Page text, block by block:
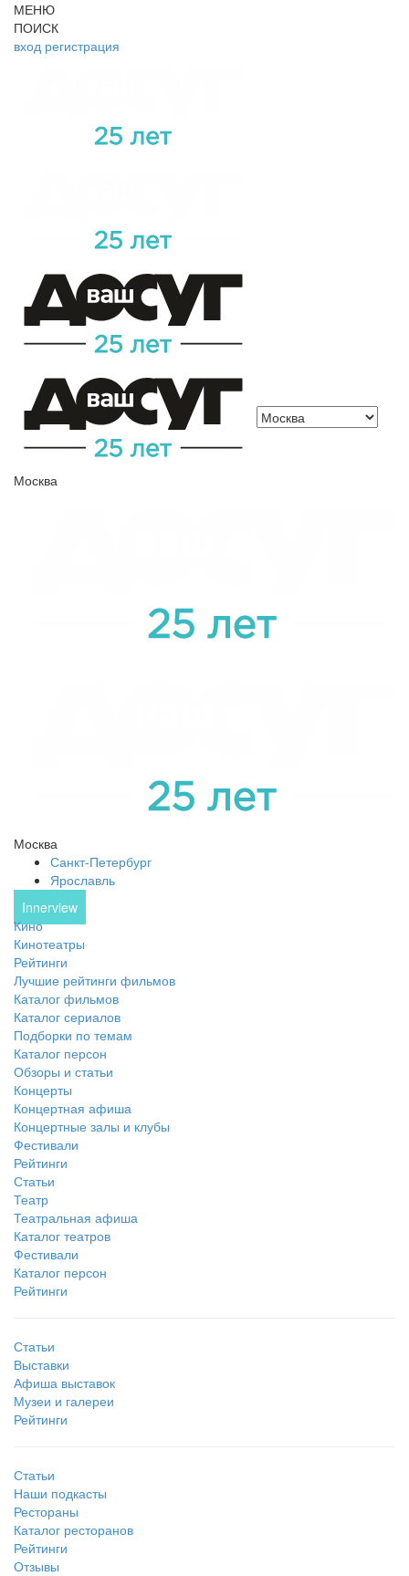
МЕНЮ
ПОИСК
вход регистрация
Москва
Москва
Санкт-Петербург
Ярославль
Innerview
Кино
Кинотеатры
Рейтинги
Лучшие рейтинги фильмов
Каталог фильмов
Каталог сериалов
Подборки по темам
Каталог персон
Обзоры и статьи
Концерты
Концертная афиша
Концертные залы и клубы
Фестивали
Рейтинги
Статьи
Театр
Театральная афиша
Каталог театров
Фестивали
Каталог персон
Рейтинги
Статьи
Выставки
Афиша выставок
Музеи и галереи
Рейтинги
Статьи
Наши подкасты
Рестораны
Каталог ресторанов
Рейтинги
Отзывы